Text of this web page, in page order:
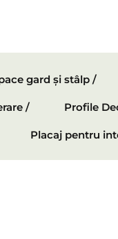
gard și stâlp /
/ Profile
Placaj pentru